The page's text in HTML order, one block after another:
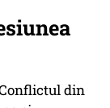
din